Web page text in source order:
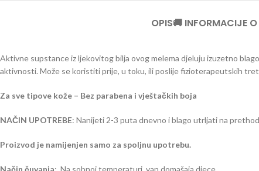
OPIS🚚 INFORMACIJE
Aktivne supstance iz ljekovitog bilja ovog melema djeluju izuzetno
aktivnosti. Može se koristiti prije, u toku, ili poslije fizioterapeutskih
Za sve tipove kože – Bez parabena i vještačkih boja
NAČIN UPOTREBE: Nanijeti 2-3 puta dnevno i blago utrljati na
Proizvod je namijenjen samo za spoljnu upotrebu.
Način čuvanja: Na sobnoj temperaturi, van domašaja djece.